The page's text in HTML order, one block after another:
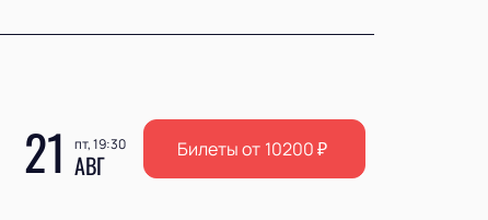
21 пт, 19:30
АВГ Билеты от 10200₽